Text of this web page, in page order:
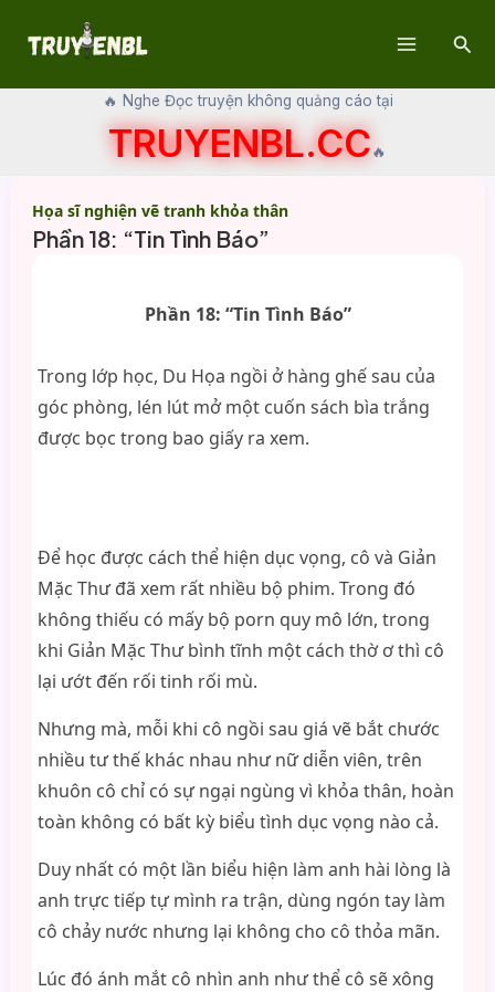
🔥 Nghe Đọc truyện không quảng cáo tại
TRUYENBL.CC🔥
Họa sĩ nghiện vẽ tranh khỏa thân
Phần 18: “Tin Tình Báo”
Phần 18: “Tin Tình Báo”
Trong lớp học, Du Họa ngồi ở hàng ghế sau của
góc phòng, lén lút mở một cuốn sách bìa trắng
được bọc trong bao giấy ra xem.
Để học được cách thể hiện dục vọng, cô và Giản
Mặc Thư đã xem rất nhiều bộ phim. Trong đó
không thiếu có mấy bộ porn quy mô lớn, trong
khi Giản Mặc Thư bình tĩnh một cách thờ ơ thì cô
lại ướt đến rối tinh rối mù.
Nhưng mà, mỗi khi cô ngồi sau giá vẽ bắt chước
nhiều tư thế khác nhau như nữ diễn viên, trên
khuôn cô chỉ có sự ngại ngùng vì khỏa thân, hoàn
toàn không có bất kỳ biểu tình dục vọng nào cả.
Duy nhất có một lần biểu hiện làm anh hài lòng là
anh trực tiếp tự mình ra trận, dùng ngón tay làm
cô chảy nước nhưng lại không cho cô thỏa mãn.
Lúc đó ánh mắt cô nhìn anh như thể cô sẽ xông